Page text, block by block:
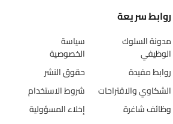
روابط سريعة
مدونة السلوك
الوظيفي
روابط مفيدة
الشكاوي والاقتراحات
وظائف شاغرة
سياسة
الخصوصية
حقوق النشر
شروط الاستخدام
إخلاء المسؤولية